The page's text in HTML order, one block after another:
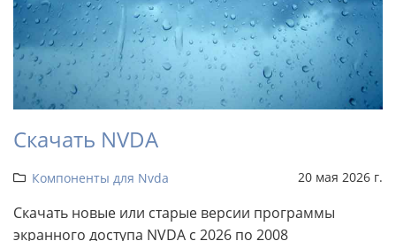
Скачать NVDA
Компоненты для Nvda 20 мая 2026 г.
Скачать новые или старые версии программы
экранного доступа NVDA с 2026 по 2008